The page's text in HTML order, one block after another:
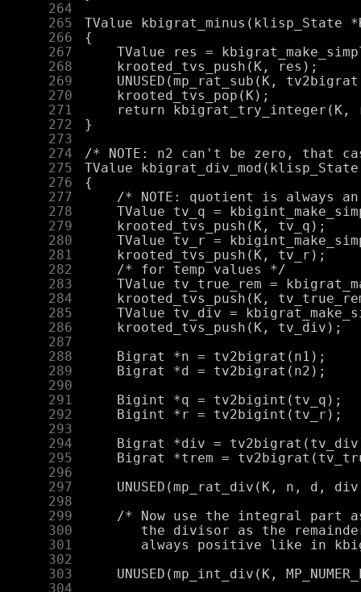
    264
    265
    266
    267
    268
    269
    270
    271
    272
    273
    274
    275
    276
    277
    278
    279
    280
    281
    282
    283
    284
    285
    286
    287
    288
    289
    290
    291
    292
    293
    294
    295
    296
    297
    298
    299
    300
    301
    302
    303
    304